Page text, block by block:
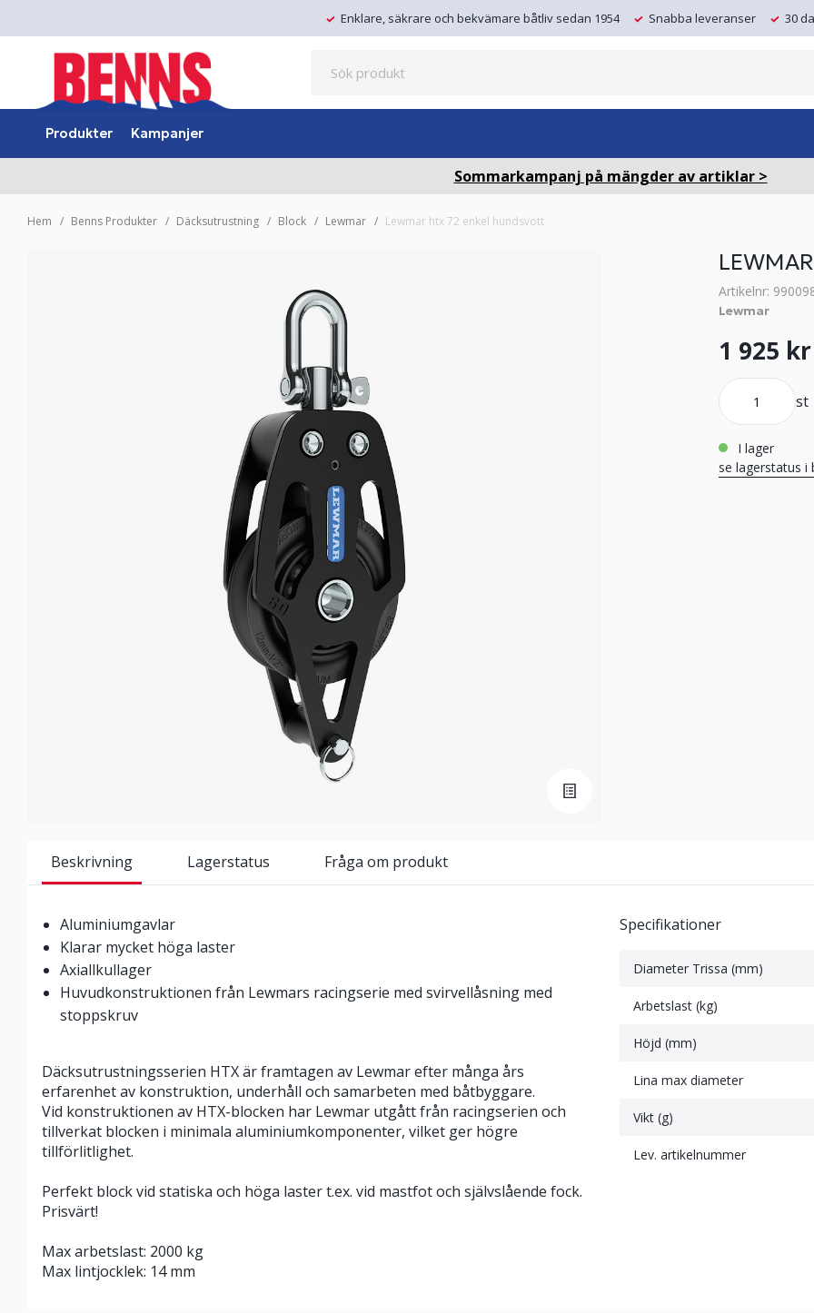
Enklare, säkrare och bekvämare båtliv sedan 1954 Snabba leveranser 30
Produkter Kampanjer
Sommarkampanj på mängder av artiklar >
Hem Benns Produkter Däcksutrustning Block Lewmar Lewmar htx 72 enkel hundsvott
Artikelnr:
Lewmar
1 925 kr
st
i lager
se lagerstatus i
Beskrivning Lagerstatus Fråga om produkt
Aluminiumgavlar
Klarar mycket höga laster
Axiallkullager
Huvudkonstruktionen från Lewmars racingserie med svirvellåsning med
stoppskruv
Däcksutrustningsserien HTX är framtagen av Lewmar efter många års
erfarenhet av konstruktion, underhåll och samarbeten med båtbyggare.
Vid konstruktionen av HTX-blocken har Lewmar utgått från racingserien och
tillverkat blocken i minimala aluminiumkomponenter, vilket ger högre
tillförlitlighet.
Perfekt block vid statiska och höga laster t.ex. vid mastfot och självslående fock.
Prisvärt!
Max arbetslast: 2000 kg
Max lintjocklek: 14 mm
Specifikationer
Diameter Trissa (mm)
Arbetslast (kg)
Höjd (mm)
Lina max diameter
Vikt (g)
Lev. artikelnummer